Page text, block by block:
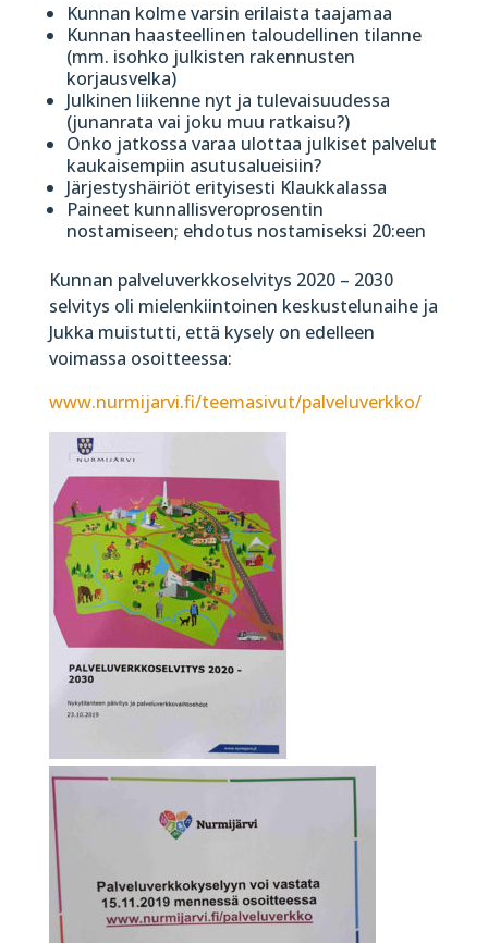
Kunnan kolme varsin erilaista taajamaa
Kunnan haasteellinen taloudellinen tilanne
(mm. isohko julkisten rakennusten
korjausvelka)
Julkinen liikenne nyt ja tulevaisuudessa
(junanrata vai joku muu ratkaisu?)
Onko jatkossa varaa ulottaa julkiset palvelut
kaukaisempiin asutusalueisiin?
Järjestyshäiriöt erityisesti Klaukkalassa
Paineet kunnallisveroprosentin
nostamiseen; ehdotus nostamiseksi 20:een
Kunnan palveluverkkoselvitys 2020 – 2030
selvitys oli mielenkiintoinen keskustelunaihe ja
Jukka muistutti, että kysely on edelleen
voimassa osoitteessa:
www.nurmijarvi.fi/teemasivut/palveluverkko/